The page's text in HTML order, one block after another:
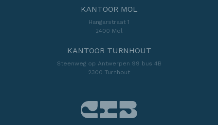
KANTOOR MOL
Hangarstraat 1
2400 Mol
KANTOOR TURNHOUT
Steenweg op Antwerpen 99 bus 4B
2300 Turnhout